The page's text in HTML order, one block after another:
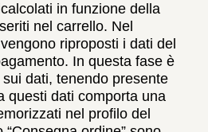
in funzione della
nel carrello. Nel
riproposti i dati del
In questa fase è
dati, tenendo presente
questi dati comporta una
nel profilo del